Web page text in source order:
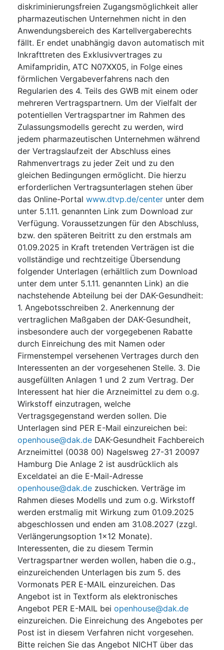
diskriminierungsfreien Zugangsmöglichkeit aller
pharmazeutischen Unternehmen nicht in den
Anwendungsbereich des Kartellvergaberechts
fällt. Er endet unabhängig davon automatisch mit
Inkrafttreten des Exklusivvertrages zu
Amifampridin, ATC N07XX05, in Folge eines
förmlichen Vergabeverfahrens nach den
Regularien des 4. Teils des GWB mit einem oder
mehreren Vertragspartnern. Um der Vielfalt der
potentiellen Vertragspartner im Rahmen des
Zulassungsmodells gerecht zu werden, wird
jedem pharmazeutischen Unternehmen während
der Vertragslaufzeit der Abschluss eines
Rahmenvertrags zu jeder Zeit und zu den
gleichen Bedingungen ermöglicht. Die hierzu
erforderlichen Vertragsunterlagen stehen über
das Online-Portal www.dtvp.de/center unter dem
unter 5.1.11. genannten Link zum Download zur
Verfügung. Voraussetzungen für den Abschluss,
bzw. den späteren Beitritt zu den erstmals am
01.09.2025 in Kraft tretenden Verträgen ist die
vollständige und rechtzeitige Übersendung
folgender Unterlagen (erhältlich zum Download
unter dem unter 5.1.11. genannten Link) an die
nachstehende Abteilung bei der DAK-Gesundheit:
1. Angebotsschreiben 2. Anerkennung der
vertraglichen Maßgaben der DAK-Gesundheit,
insbesondere auch der vorgegebenen Rabatte
durch Einreichung des mit Namen oder
Firmenstempel versehenen Vertrages durch den
Interessenten an der vorgesehenen Stelle. 3. Die
ausgefüllten Anlagen 1 und 2 zum Vertrag. Der
Interessent hat hier die Arzneimittel zu dem o.g.
Wirkstoff einzutragen, welche
Vertragsgegenstand werden sollen. Die
Unterlagen sind PER E-Mail einzureichen bei:
openhouse@dak.de DAK-Gesundheit Fachbereich
Arzneimittel (0038 00) Nagelsweg 27-31 20097
Hamburg Die Anlage 2 ist ausdrücklich als
Exceldatei an die E-Mail-Adresse
openhouse@dak.de zuschicken. Verträge im
Rahmen dieses Modells und zum o.g. Wirkstoff
werden erstmalig mit Wirkung zum 01.09.2025
abgeschlossen und enden am 31.08.2027 (zzgl.
Verlängerungsoption 1x12 Monate).
Interessenten, die zu diesem Termin
Vertragspartner werden wollen, haben die o.g.,
einzureichenden Unterlagen bis zum 5. des
Vormonats PER E-MAIL einzureichen. Das
Angebot ist in Textform als elektronisches
Angebot PER E-MAIL bei openhouse@dak.de
einzureichen. Die Einreichung des Angebotes per
Post ist in diesem Verfahren nicht vorgesehen.
Bitte reichen Sie das Angebot NICHT über das